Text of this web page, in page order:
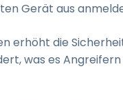
Gerät aus
erhöht die
was es